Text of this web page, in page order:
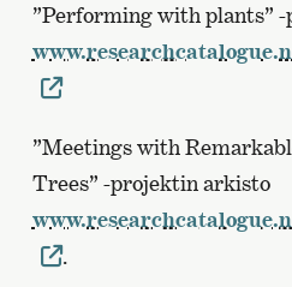
”Performing with plants”
”Meetings with
Trees” -projektin arkisto
.